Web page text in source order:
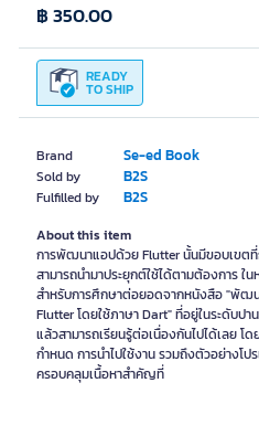
Brand Se-ed Book
Sold by B2S
Fulfilled by B2S
READY
TO SHIP
฿ 350.00
About this item
การพัฒนาแอปด้วย Flutter นั้นมีขอบเขตที่
สามารถนำมาประยุกต์ใช้ได้ตามต้องการ ใ
สำหรับการศึกษาต่อยอดจากหนังสือ "พั
Flutter โดยใช้ภาษา Dart" ที่อยู่ในระดับป
แล้วสามารถเรียนรู้ต่อเนื่องกันไปได้เลย โ
กำหนด การนำไปใช้งาน รวมถึงตัวอย่างโ
ครอบคลุมเนื้อหาสำคัญที่